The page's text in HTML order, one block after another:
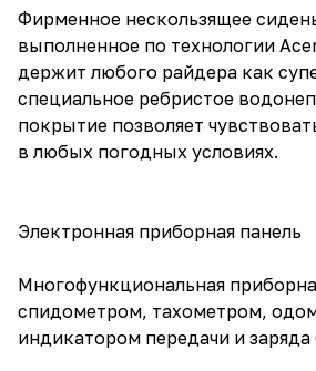
Фирменное нескользящее
выполненное по технологии
держит любого райдера как
специальное ребристое
покрытие позволяет
в любых погодных условиях.
Электронная приборная панель
Многофункциональная
спидометром, тахометром,
индикатором передачи и заряда